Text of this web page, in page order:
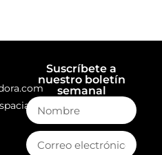
Suscríbete a
nuestro boletín
semanal